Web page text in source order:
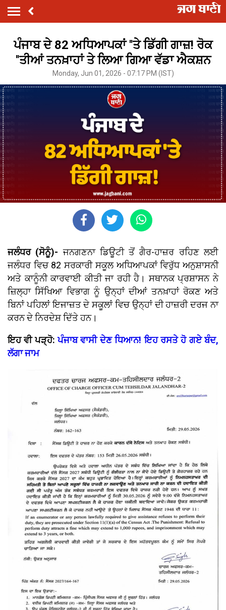
ਪੰਜਾਬ ਦੇ 82 ਅਧਿਆਪਕਾਂ ''ਤੇ ਡਿੱਗੀ ਗਾਜ਼! ਰੋਕ
''ਤੀਆਂ ਤਨਖ਼ਾਹਾਂ ਤੇ ਲਿਆ ਗਿਆ ਵੱਡਾ ਐਕਸ਼ਨ
Monday, Jun 01, 2026 - 07:17 PM (IST)
ਜਲੰਧਰ (ਸੋਨੂੰ)-ਜਨਗਣਨਾ ਡਿਊਟੀ ਤੋਂ ਗੈਰ-ਹਾਜ਼ਰ ਰਹਿਣ ਲਈ
ਜਲੰਧਰ ਵਿਚ 82 ਸਰਕਾਰੀ ਸਕੂਲ ਅਧਿਆਪਕਾਂ ਵਿਰੁੱਧ ਅਨੁਸ਼ਾਸਨੀ
ਅਤੇ ਕਾਨੂੰਨੀ ਕਾਰਵਾਈ ਕੀਤੀ ਜਾ ਰਹੀ ਹੈ। ਸਥਾਨਕ ਪ੍ਰਸ਼ਾਸਨ ਨੇ
ਜ਼ਿਲ੍ਹਾ ਸਿੱਖਿਆ ਵਿਭਾਗ ਨੂੰ ਉਨ੍ਹਾਂ ਦੀਆਂ ਤਨਖ਼ਾਹਾਂ ਰੋਕਣ ਅਤੇ
ਬਿਨਾਂ ਪਹਿਲਾਂ ਇਜਾਜ਼ਤ ਦੇ ਸਕੂਲਾਂ ਵਿਚ ਉਨ੍ਹਾਂ ਦੀ ਹਾਜ਼ਰੀ ਦਰਜ ਨਾ
ਕਰਨ ਦੇ ਨਿਰਦੇਸ਼ ਦਿੱਤੇ ਹਨ।
ਇਹ ਵੀ ਪੜ੍ਹੋ:ਪੰਜਾਬ ਵਾਸੀ ਦੇਣ ਧਿਆਨ! ਇਹ ਰਸਤੇ ਹੋ ਗਏ ਬੰਦ,
ਲੱਗਾ ਜਾਮ